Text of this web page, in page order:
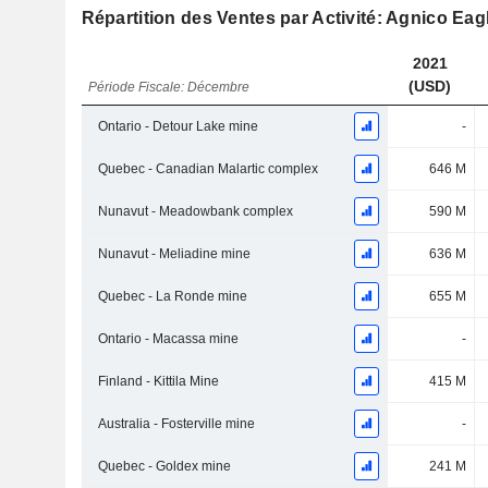
Répartition des Ventes par Activité: Agnico
Période Fiscale: Décembre
2021
(USD)
Ontario - Detour Lake mine -
Quebec - Canadian Malartic complex 646 M
Nunavut - Meadowbank complex 590 M
Nunavut - Meliadine mine 636 M
Quebec - La Ronde mine 655 M
Ontario - Macassa mine -
Finland - Kittila Mine 415 M
Australia - Fosterville mine -
Quebec - Goldex mine 241 M